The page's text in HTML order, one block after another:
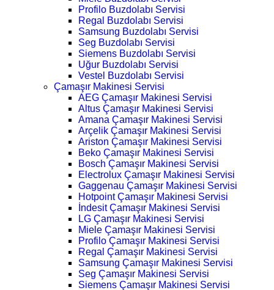
Profilo Buzdolabı Servisi
Regal Buzdolabı Servisi
Samsung Buzdolabı Servisi
Seg Buzdolabı Servisi
Siemens Buzdolabı Servisi
Uğur Buzdolabı Servisi
Vestel Buzdolabı Servisi
Çamaşır Makinesi Servisi
AEG Çamaşır Makinesi Servisi
Altus Çamaşır Makinesi Servisi
Amana Çamaşır Makinesi Servisi
Arçelik Çamaşır Makinesi Servisi
Ariston Çamaşır Makinesi Servisi
Beko Çamaşır Makinesi Servisi
Bosch Çamaşır Makinesi Servisi
Electrolux Çamaşır Makinesi Servisi
Gaggenau Çamaşır Makinesi Servisi
Hotpoint Çamaşır Makinesi Servisi
İndesit Çamaşır Makinesi Servisi
LG Çamaşır Makinesi Servisi
Miele Çamaşır Makinesi Servisi
Profilo Çamaşır Makinesi Servisi
Regal Çamaşır Makinesi Servisi
Samsung Çamaşır Makinesi Servisi
Seg Çamaşır Makinesi Servisi
Siemens Çamaşır Makinesi Servisi